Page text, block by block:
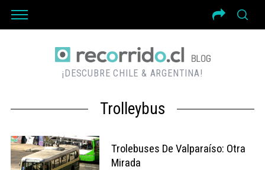
¡DESCUBRE CHILE & ARGENTINA!
Trolleybus
Trolebuses De Valparaíso: Otra
Mirada